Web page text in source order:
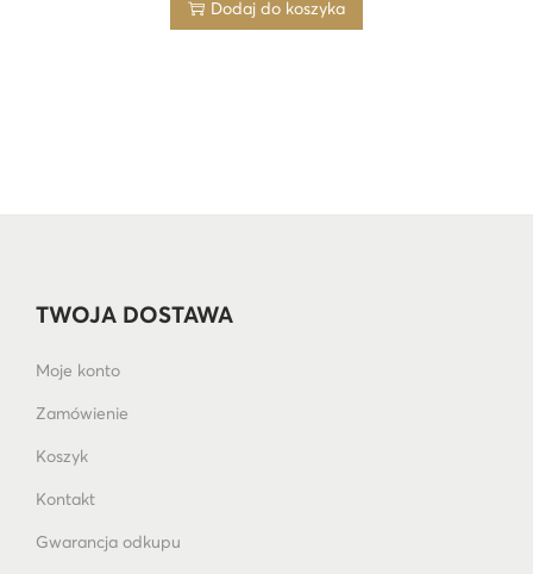
Dodaj do koszyka
TWOJA DOSTAWA
Moje konto
Zamówienie
Koszyk
Kontakt
Gwarancja odkupu